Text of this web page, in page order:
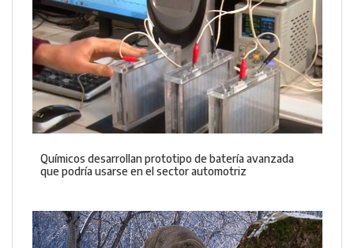
Químicos desarrollan prototipo de batería avanzada
que podría usarse en el sector automotriz